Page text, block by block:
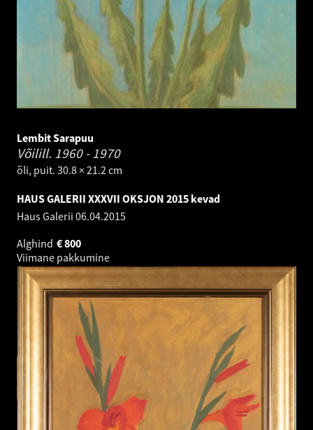
Lembit Sarapuu
Võilill. 1960 - 1970
õli, puit. 30.8 × 21.2 cm
HAUS GALERII XXXVII OKSJON 2015 kevad
Haus Galerii 06.04.2015
Alghind
800
€
Viimane pakkumine